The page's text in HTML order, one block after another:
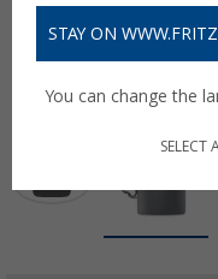
STAY ON
You can change the
SELECT